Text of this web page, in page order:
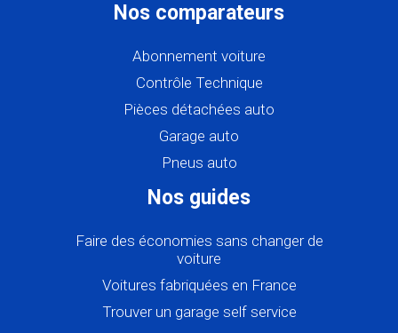
Nos comparateurs
Abonnement voiture
Contrôle Technique
Pièces détachées auto
Garage auto
Pneus auto
Nos guides
Faire des économies sans changer de
voiture
Voitures fabriquées en France
Trouver un garage self service